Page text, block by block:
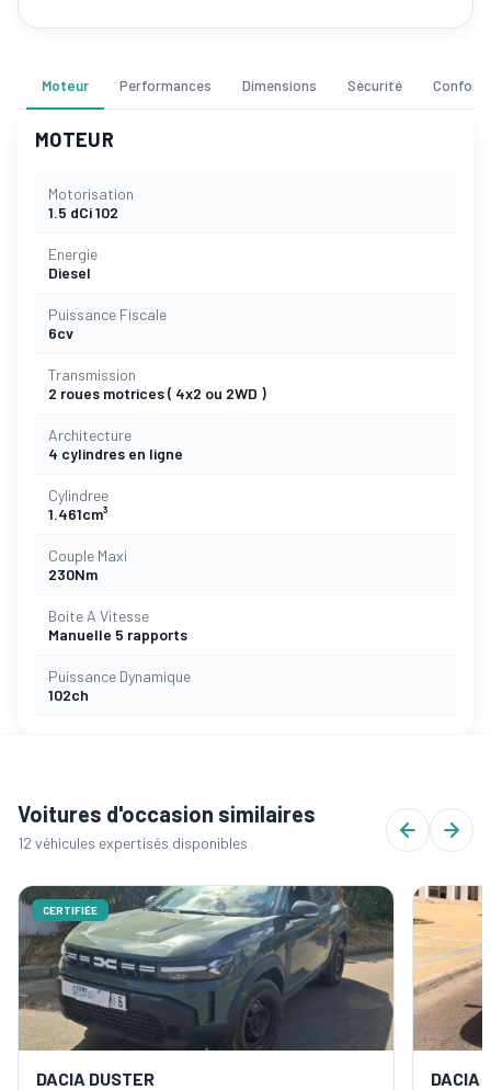
Moteur Performances Dimensions Sécurité Confort
MOTEUR
Motorisation
1.5 dCi 102
Energie
Diesel
Puissance Fiscale
6cv
Transmission
2 roues motrices ( 4x2 ou 2WD )
Architecture
4 cylindres en ligne
Cylindree
1.461cm³
Couple Maxi
230Nm
Boite A Vitesse
Manuelle 5 rapports
Puissance Dynamique
102ch
Voitures d'occasion similaires
12 véhicules expertisés disponibles
CERTIFIÉE
DACIA DUSTER DACIA